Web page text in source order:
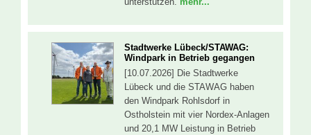
Stadtwerke Lübeck/STAWAG:
Windpark in Betrieb gegangen
[10.07.2026] Die Stadtwerke
Lübeck und die STAWAG haben
den Windpark Rohlsdorf in
Ostholstein mit vier Nordex-Anlagen
und 20,1 MW Leistung in Betrieb